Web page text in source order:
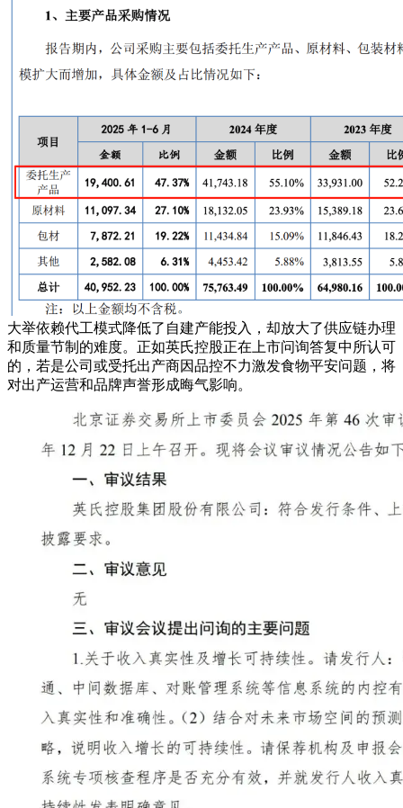
大举依赖代工模式降低了自建产能投入，却放大了供应链办理
和质量节制的难度。正如英氏控股正在上市问询答复中所认可
的，若是公司或受托出产商因品控不力激发食物平安问题，将
对出产运营和品牌声誉形成晦气影响。